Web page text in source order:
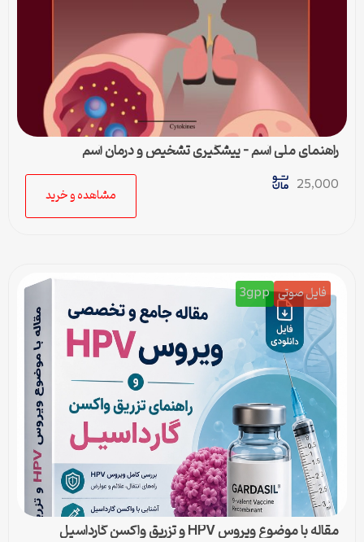
راهنمای ملی آسم – پیشگیری تشخیص و درمان آسم
25,000
مشاهده و خرید
فایل صوتی 3gpp
مقاله با موضوع ویروس HPV و تزریق واکسن گارداسیل